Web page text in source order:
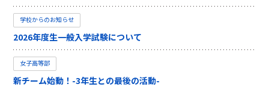
学校からのお知らせ
2026年度生一般入学試験について
女子高等部
新チーム始動！-3年生との最後の活動-